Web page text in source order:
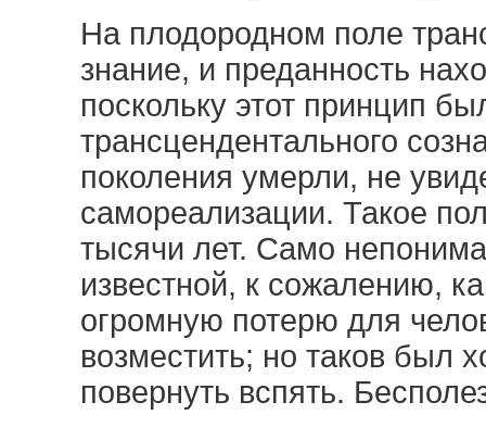
На плодородном поле
знание, и преданность
поскольку этот принцип
трансцендентального
поколения умерли, не
самореализации. Такое
тысячи лет. Само
известной, к сожалению,
огромную потерю для
возместить; но таков был
повернуть вспять.